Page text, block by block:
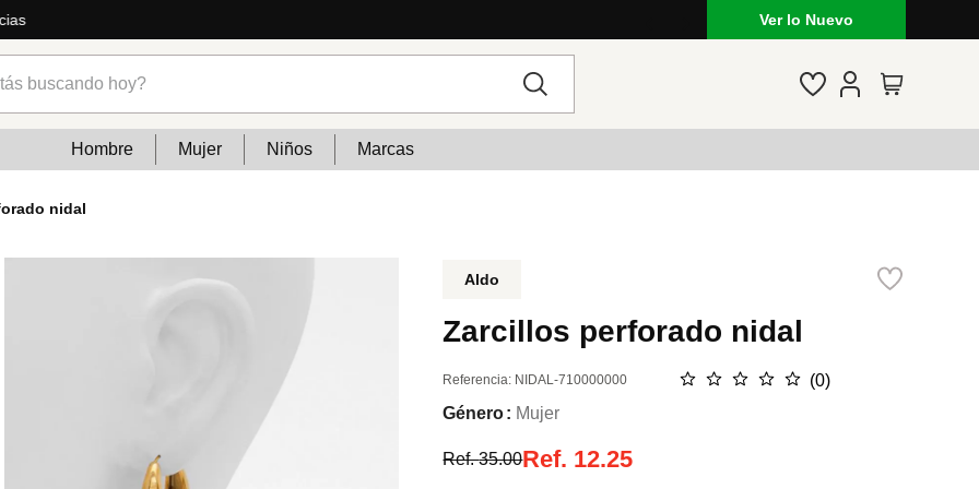
jeans, vestidos, calzados y mucho más Ver lo Nuevo
Hombre Mujer Niños Marcas
nidal
Aldo
Zarcillos perforado nidal
Referencia: NIDAL-710000000 ☆ ☆ ☆ ☆ ☆ (0)
Género
Mujer
Ref.35.00Ref. 12.25